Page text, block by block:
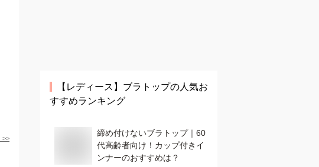
>>
【レディース】 ブラトップの人気お
すすめランキング
締め付けないブラトップ｜60
代高齢者向け！カップ付きイ
ンナーのおすすめは？